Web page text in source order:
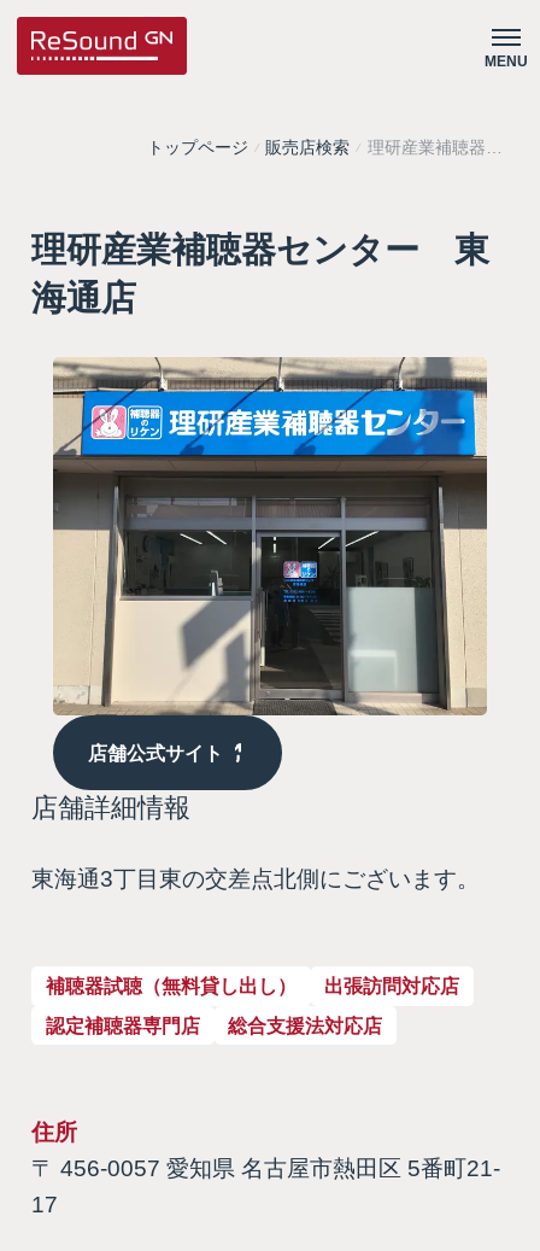
MENU
トップページ 販売店検索
理研産業補聴器セ
理研産業補聴器センター 東
海通店
店舗公式サイト
店舗詳細情報
東海通3丁目東の交差点北側にございます。
補聴器試聴（無料貸し出し）
出張訪問対応店
認定補聴器専門店
総合支援法対応店
住所
〒 456-0057 愛知県 名古屋市熱田区 5番町21-
17